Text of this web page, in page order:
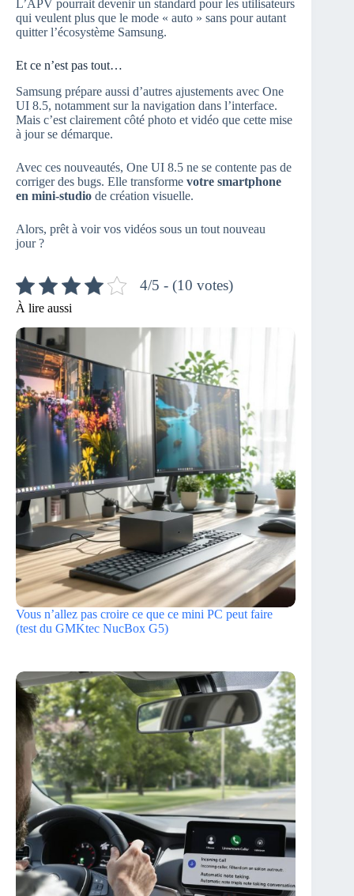
L’APV pourrait devenir un standard pour les utilisateurs
qui veulent plus que le mode « auto » sans pour autant
quitter l’écosystème Samsung.
Et ce n’est pas tout…
Samsung prépare aussi d’autres ajustements avec One
UI 8.5, notamment sur la navigation dans l’interface.
Mais c’est clairement côté photo et vidéo que cette mise
à jour se démarque.
Avec ces nouveautés, One UI 8.5 ne se contente pas de
corriger des bugs. Elle transforme votre smartphone
en mini-studio de création visuelle.
Alors, prêt à voir vos vidéos sous un tout nouveau
jour ?
4/5 - (10 votes)
À lire aussi
Vous n’allez pas croire ce que ce mini PC peut faire
(test du GMKtec NucBox G5)